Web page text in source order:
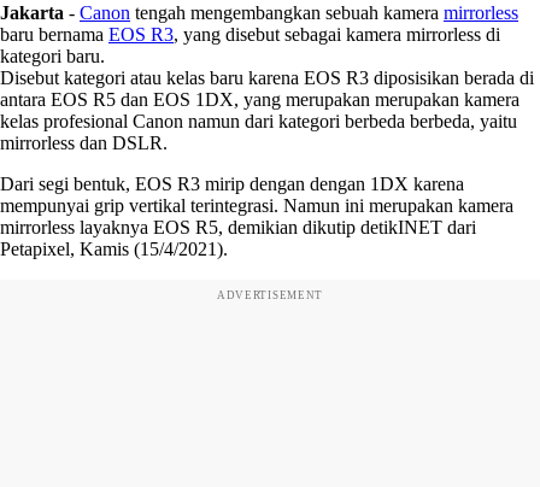
Jakarta - Canon tengah mengembangkan sebuah kamera mirrorless
baru bernama EOS R3, yang disebut sebagai kamera mirrorless di
kategori baru.
Disebut kategori atau kelas baru karena EOS R3 diposisikan berada di
antara EOS R5 dan EOS 1DX, yang merupakan merupakan kamera
kelas profesional Canon namun dari kategori berbeda berbeda, yaitu
mirrorless dan DSLR.
Dari segi bentuk, EOS R3 mirip dengan dengan 1DX karena
mempunyai grip vertikal terintegrasi. Namun ini merupakan kamera
mirrorless layaknya EOS R5, demikian dikutip detikINET dari
Petapixel, Kamis (15/4/2021).
ADVERTISEMENT